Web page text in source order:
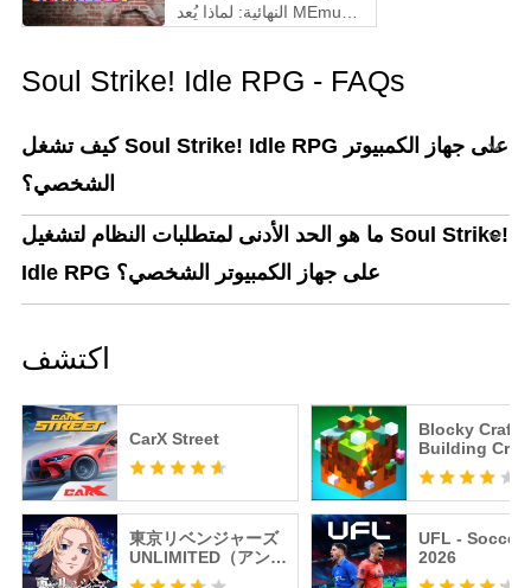
النهائية: لماذا يُعد MEmu
على الكمبيوتر!
Soul Strike! Idle RPG - FAQs
كيف تشغل Soul Strike! Idle RPG على جهاز الكمبيوتر
الشخصي؟
ما هو الحد الأدنى لمتطلبات النظام لتشغيل Soul Strike!
Idle RPG على جهاز الكمبيوتر الشخصي؟
اكتشف
CarX Street
Blocky Craft:
Building Craft
東京リベンジャーズ
UNLIMITED（アンリ
ベ）
UFL - Soccer
2026